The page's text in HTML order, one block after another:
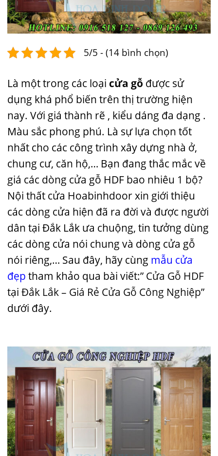
5/5 - (14 bình chọn)
Là một trong các loại cửa gỗ được sử
dụng khá phổ biến trên thị trường hiện
nay. Với giá thành rẽ , kiểu dáng đa dạng .
Màu sắc phong phú. Là sự lựa chọn tốt
nhất cho các công trình xây dựng nhà ở,
chung cư, căn hộ,… Bạn đang thắc mắc về
giá các dòng cửa gỗ HDF bao nhiêu 1 bộ?
Nội thất cửa Hoabinhdoor xin giới thiệu
các dòng cửa hiện đã ra đời và được người
dân tại Đắk Lắk ưa chuộng, tin tưởng dùng
các dòng cửa nói chung và dòng cửa gỗ
nói riêng,… Sau đây, hãy cùng mẫu cửa
đẹp tham khảo qua bài viết:” Cửa Gỗ HDF
tại Đắk Lắk– Giá Rẻ Cửa Gỗ Công Nghiệp”
dưới đây.